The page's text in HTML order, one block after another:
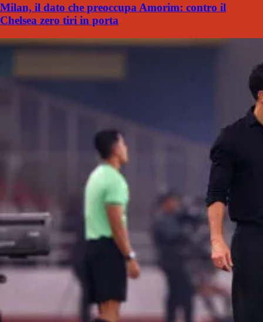
Milan, il dato che preoccupa Amorim: contro il
Chelsea zero tiri in porta